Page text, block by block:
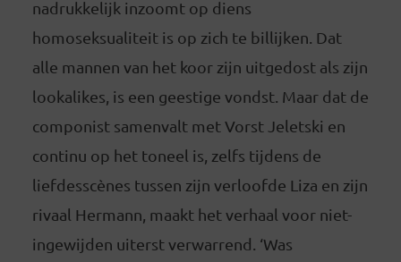
nadrukkelijk inzoomt op diens
homoseksualiteit is op zich te billijken. Dat
alle mannen van het koor zijn uitgedost als zijn
lookalikes, is een geestige vondst. Maar dat de
componist samenvalt met Vorst Jeletski en
continu op het toneel is, zelfs tijdens de
liefdesscènes tussen zijn verloofde Liza en zijn
rivaal Hermann, maakt het verhaal voor niet-
ingewijden uiterst verwarrend. ‘Was